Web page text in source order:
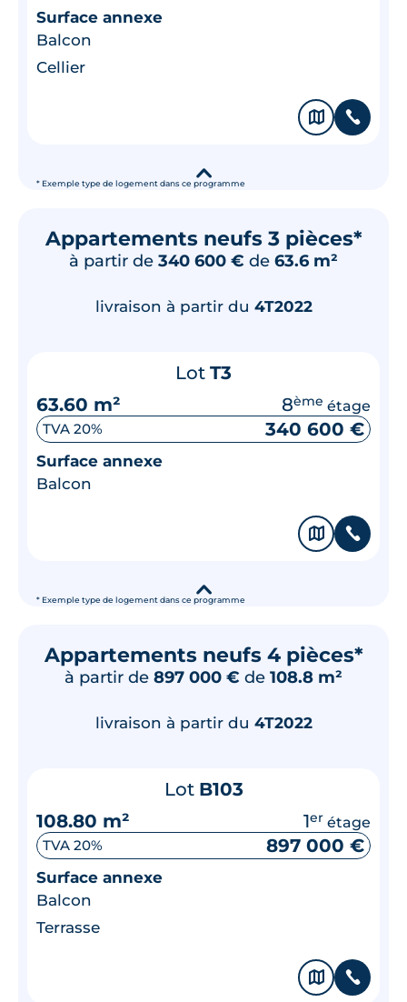
* Exemple type de logement dans ce programme
Surface annexe
Balcon
Cellier
🗞 📞
▾
Appartements neufs 3 pièces*
à partir de 340 600 € de 63.6 m²
* Exemple type de logement dans ce programme
livraison à partir du 4T2022
Lot T3
63.60 m²
8ème étage
TVA 20% 340 600 €
Surface annexe
Balcon
🗞 📞
▾
Appartements neufs 4 pièces*
à partir de 897 000 € de 108.8 m²
livraison à partir du 4T2022
Lot B103
108.80 m²
1er étage
TVA 20% 897 000 €
Surface annexe
Balcon
Terrasse
🗞 📞